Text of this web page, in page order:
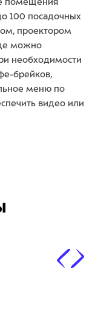
помещения
100 посадочных
проектором
можно
необходимости
брейков,
меню по
видео или